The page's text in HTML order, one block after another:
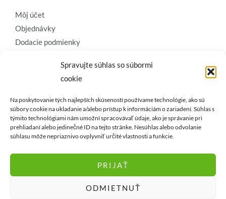
Spravujte súhlas so súbormi
cookie
Na poskytovanie tých najlepších skúseností používame technológie, ako sú
súbory cookie na ukladanie a/alebo prístup k informáciám o zariadení. Súhlas s
týmito technológiami nám umožní spracovávať údaje, ako je správanie pri
prehliadaní alebo jedinečné ID na tejto stránke. Nesúhlas alebo odvolanie
súhlasu môže nepriaznivo ovplyvniť určité vlastnosti a funkcie.
PRIJAŤ
ODMIETNUŤ
Môj účet
Objednávky
Dodacie podmienky
Ochrana osobných údajov
Zásady používania súborov cookie
Kontaktujte nás a požiadajte o
najkvalitnejšie umelé kvety a
dekorácie..